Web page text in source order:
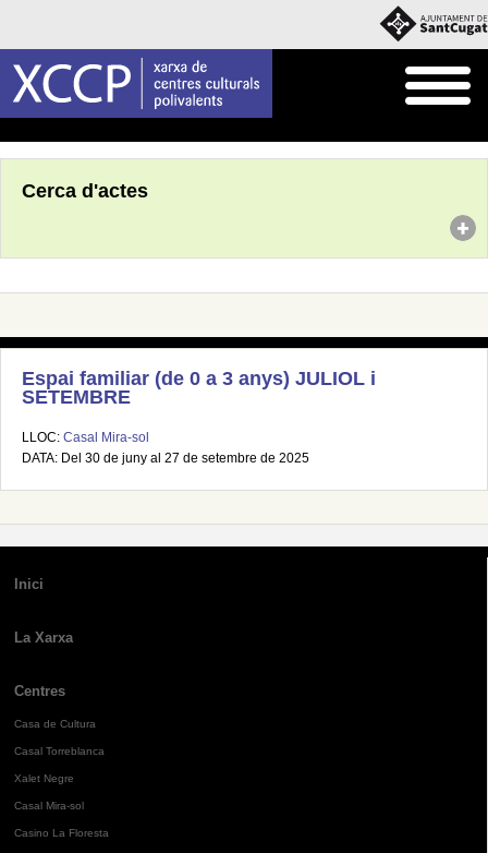
Cerca d'actes
Espai familiar (de 0 a 3 anys) JULIOL i
SETEMBRE
LLOC: Casal Mira-sol
DATA: Del 30 de juny al 27 de setembre de 2025
Inici
La Xarxa
Centres
Casa de Cultura
Casal Torreblanca
Xalet Negre
Casal Mira-sol
Casino La Floresta